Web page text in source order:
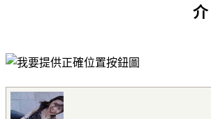
介